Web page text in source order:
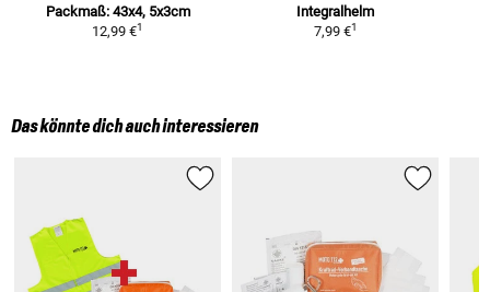
Packmaß: 43x4, 5x3cm
12,99 €1
Integralhelm
7,99 €1
Das könnte dich auch interessieren